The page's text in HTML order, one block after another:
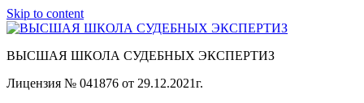
Skip to content
ВЫСШАЯ ШКОЛА СУДЕБНЫХ ЭКСПЕРТИЗ
Лицензия № 041876 от 29.12.2021г.